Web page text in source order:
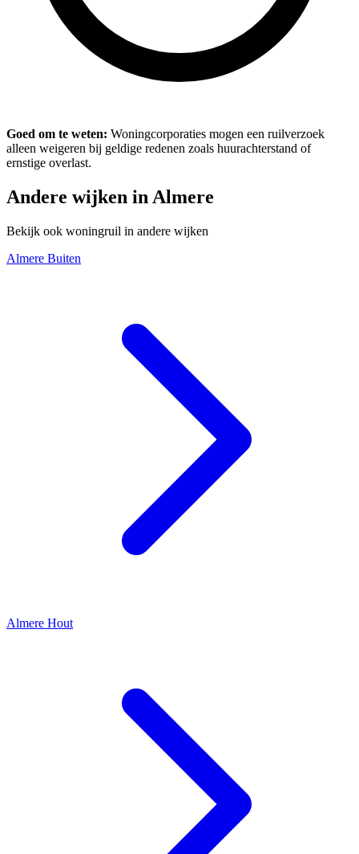
Goed om te weten: Woningcorporaties mogen een ruilverzoek
alleen weigeren bij geldige redenen zoals huurachterstand of
ernstige overlast.
Andere wijken in Almere
Bekijk ook woningruil in andere wijken
Almere Buiten
Almere Hout